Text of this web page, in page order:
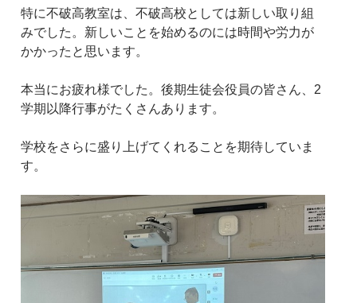
特に不破高教室は、不破高校としては新しい取り組
みでした。新しいことを始めるのには時間や労力が
かかったと思います。
本当にお疲れ様でした。後期生徒会役員の皆さん、2
学期以降行事がたくさんあります。
学校をさらに盛り上げてくれることを期待していま
す。